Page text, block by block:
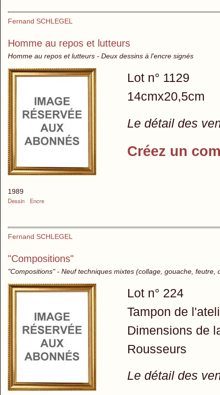
Fernand SCHLEGEL
Homme au repos et lutteurs
Homme au repos et lutteurs - Deux dessins à l'encre signés
1989
Dessin
Encre
Lot n° 1129
14cmx20,5cm
Le détail des
Créez un
Fernand SCHLEGEL
"Compositions"
"Compositions" - Neuf techniques mixtes (collage, gouache,
Lot n° 224
Tampon de
Dimensions de
Rousseurs
Le détail des